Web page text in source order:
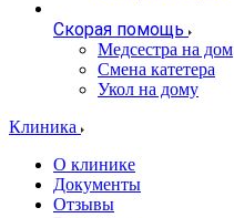
Скорая помощь
Медсестра на дом
Смена катетера
Укол на дому
Клиника
О клинике
Документы
Отзывы